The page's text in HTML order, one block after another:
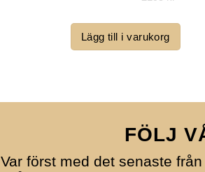
Lägg till i varukorg
FÖLJ
Var först med det senaste